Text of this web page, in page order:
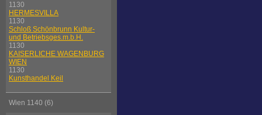
1130
HERMESVILLA
1130
Schloß Schönbrunn Kultur-
und Betriebsges.m.b.H.
1130
KAISERLICHE WAGENBURG
WIEN
1130
Kunsthandel Keil
Wien 1140 (6)